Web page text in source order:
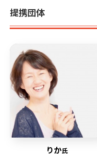
提携団体
りか氏